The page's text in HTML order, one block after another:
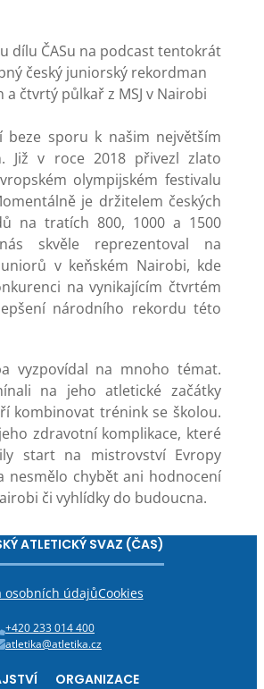
dílu ČASu na podcast tentokrát
český juniorský rekordman
čtvrtý půlkař z MSJ v Nairobi
beze sporu k našim největším
Již v roce 2018 přivezl zlato
olympijském festivalu
je držitelem českých
na tratích 800, 1000 a 1500
skvěle reprezentoval na
v keňském Nairobi, kde
na vynikajícím čtvrtém
národního rekordu této
vyzpovídal na mnoho témat.
na jeho atletické začátky
kombinovat trénink se školou.
zdravotní komplikace, které
start na mistrovství Evropy
nesmělo chybět ani hodnocení
či vyhlídky do budoucna.
ATLETICKÝ SVAZ (ČAS)
osobních údajůCookies
+420 233 014 400
atletika@atletika.cz
ORGANIZACE